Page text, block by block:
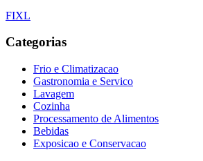
FIXL
Categorias
Frio e Climatizacao
Gastronomia e Servico
Lavagem
Cozinha
Processamento de Alimentos
Bebidas
Exposicao e Conservacao